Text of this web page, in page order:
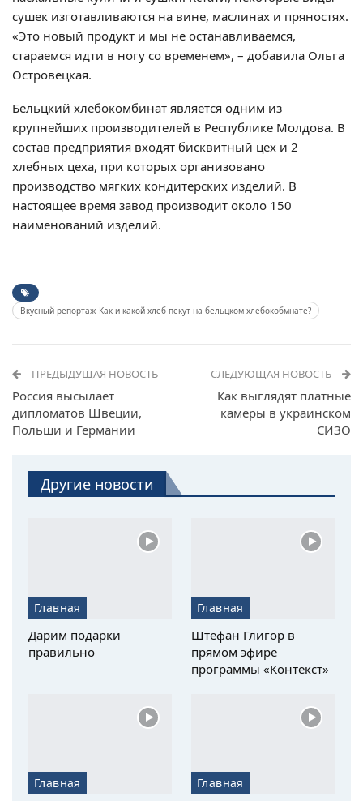
сушек изготавливаются на вине, маслинах и пряностях.
«Это новый продукт и мы не останавливаемся,
стараемся идти в ногу со временем», – добавила Ольга
Островецкая.
Бельцкий хлебокомбинат является одним из
крупнейших производителей в Республике Молдова. В
состав предприятия входят бисквитный цех и 2
хлебных цеха, при которых организовано
производство мягких кондитерских изделий. В
настоящее время завод производит около 150
наименований изделий.
Вкусный репортаж Как и какой хлеб пекут на бельцком хлебокобмнате?
ПРЕДЫДУЩАЯ НОВОСТЬ
Россия высылает
дипломатов Швеции,
Польши и Германии
СЛЕДУЮЩАЯ НОВОСТЬ
Как выглядят платные
камеры в украинском
СИЗО
Другие новости
Главная
Дарим подарки
правильно
Главная
Штефан Глигор в
прямом эфире
программы «Контекст»
Главная Главная